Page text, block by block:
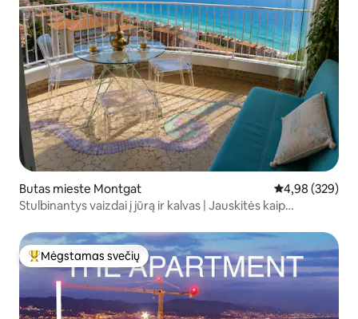
Butas mieste Montgat Vidutinis
4,98 (329)
Stulbinantys vaizdai į jūrą ir kalvas | Jauskitės kaip
Svečių mėgstamiausias
Mėgstamas svečių